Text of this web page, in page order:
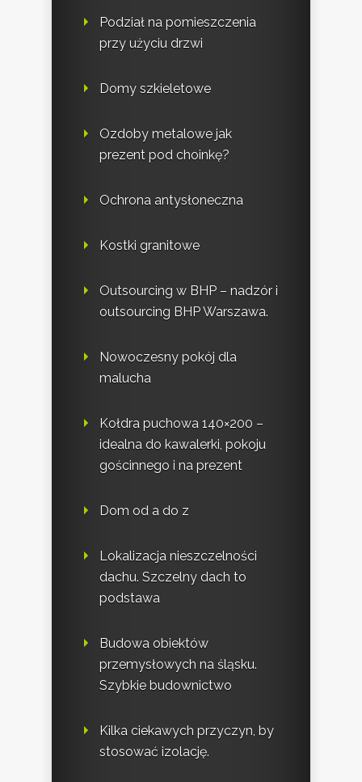
Podział na pomieszczenia
przy użyciu drzwi
Domy szkieletowe
Ozdoby metalowe jak
prezent pod choinkę?
Ochrona antysłoneczna
Kostki granitowe
Outsourcing w BHP – nadzór i
outsourcing BHP Warszawa.
Nowoczesny pokój dla
malucha
Kołdra puchowa 140×200 –
idealna do kawalerki, pokoju
gościnnego i na prezent
Dom od a do z
Lokalizacja nieszczelności
dachu. Szczelny dach to
podstawa
Budowa obiektów
przemysłowych na śląsku.
Szybkie budownictwo
Kilka ciekawych przyczyn, by
stosować izolację.